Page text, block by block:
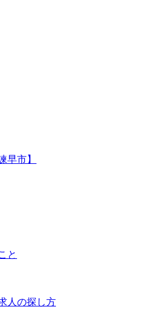
早市】
と
人の探し方